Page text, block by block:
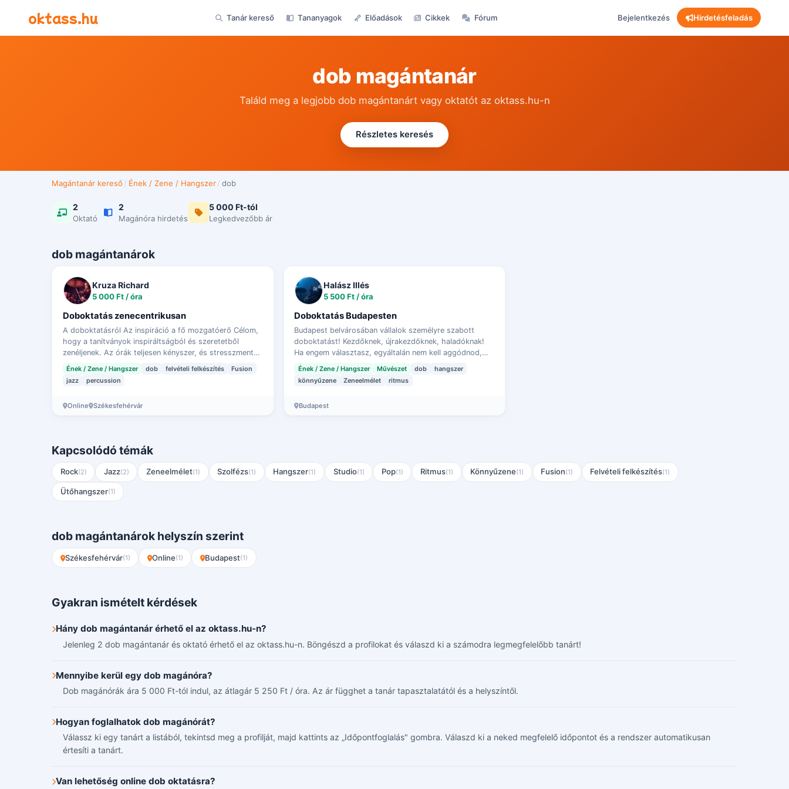
oktass.hu Tanár kereső Tananyagok Előadások Cikkek Fórum Bejelentkezés Hirdetésfeladás
dob magántanár
Találd meg a legjobb dob magántanárt vagy oktatót az oktass.hu-n
Részletes keresés
Magántanár kereső / Ének / Zene / Hangszer / dob
2
Oktató
2
Magánóra hirdetés
5 000 Ft-tól
Legkedvezőbb ár
dob magántanárok
Kruza Richard
5 000 Ft / óra
Doboktatás zenecentrikusan
A doboktatásról Az inspiráció a fő mozgatóerő Célom,
hogy a tanítványok inspiráltságból és szeretetből
zenéljenek. Az órák teljesen kényszer, és stresszmentes
folyása elengedhetetlen ahhoz, hogy elmé…
Ének / Zene / Hangszer dob felvételi felkészítés
Fusion
jazz
percussion
Online Székesfehérvár
Halász Illés
5 500 Ft / óra
Doboktatás Budapesten
Budapest belvárosában vállalok személyre szabott
doboktatást! Kezdőknek, újrakezdőknek, haladóknak!
Ha engem választasz, egyáltalán nem kell aggódnod,
hogy megfelelő technikai alapokat fogsz-e kapni,…
Ének / Zene / Hangszer Művészet dob
hangszer
könnyűzene
Zeneelmélet ritmus
Budapest
Kapcsolódó témák
Rock(2) Jazz(2) Zeneelmélet(1) Szolfézs(1) Hangszer(1) Studio(1) Pop(1) Ritmus(1) Könnyűzene(1) Fusion(1) Felvételi felkészítés(1)
Ütőhangszer(1)
dob magántanárok helyszín szerint
Székesfehérvár(1) Online(1) Budapest(1)
Gyakran ismételt kérdések
Hány dob magántanár érhető el az oktass.hu-n?
Jelenleg 2 dob magántanár és oktató érhető el az oktass.hu-n. Böngészd a profilokat és válaszd ki a számodra legmegfelelőbb tanárt!
Mennyibe kerül egy dob magánóra?
Dob magánórák ára 5 000 Ft-tól indul, az átlagár 5 250 Ft / óra. Az ár függhet a tanár tapasztalatától és a helyszíntől.
Hogyan foglalhatok dob magánórát?
Válassz ki egy tanárt a listából, tekintsd meg a profilját, majd kattints az „Időpontfoglalás" gombra. Válaszd ki a neked megfelelő időpontot és a rendszer automatikusan
értesíti a tanárt.
Van lehetőség online dob oktatásra?